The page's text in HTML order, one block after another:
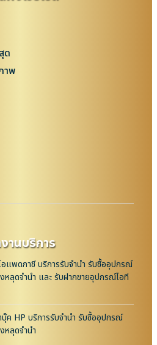
ด
าพ
านบริการ
อแพดภาชี บริการรับจำนำ รับซื้ออุปกรณ์
หลุดจำนำ และ รับฝากขายอุปกรณ์ไอที
บุ๊ค HP บริการรับจำนำ รับซื้ออุปกรณ์
หลุดจำนำ